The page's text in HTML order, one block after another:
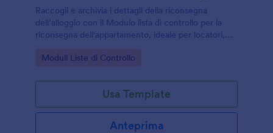
Raccogli e archivia i dettagli della riconsegna
dell’alloggio con il Modulo lista di controllo per la
riconsegna dell'appartamento, ideale per locatori,
raccolta dati ordinata con Jotform.
Go to Category:
Moduli Liste di Controllo
Usa Template
Anteprima